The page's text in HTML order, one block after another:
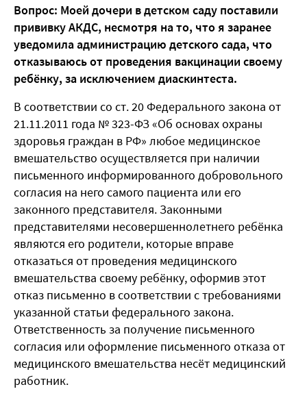
Вопрос: Моей дочери в детском саду поставили
прививку АКДС, несмотря на то, что я заранее
уведомила администрацию детского сада, что
отказываюсь от проведения вакцинации своему
ребёнку, за исключением диаскинтеста.
В соответствии со ст. 20 Федерального закона от
21.11.2011 года № 323-ФЗ «Об основах охраны
здоровья граждан в РФ» любое медицинское
вмешательство осуществляется при наличии
письменного информированного добровольного
согласия на него самого пациента или его
законного представителя. Законными
представителями несовершеннолетнего ребёнка
являются его родители, которые вправе
отказаться от проведения медицинского
вмешательства своему ребёнку, оформив этот
отказ письменно в соответствии с требованиями
указанной статьи федерального закона.
Ответственность за получение письменного
согласия или оформление письменного отказа от
медицинского вмешательства несёт медицинский
работник.